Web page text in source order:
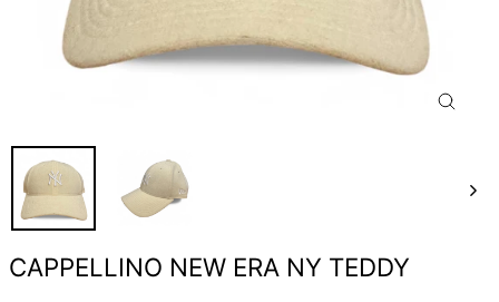
CAPPELLINO NEW ERA NY TEDDY